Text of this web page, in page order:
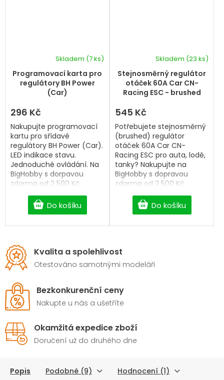
Programovací karta pro
regulátory BH Power
(Car)
Skladem (7 ks)
296 Kč
Do košíku
Nakupujte programovací
kartu pro sřídavé
regulátory BH Power (Car).
LED indikace stavu.
Jednoduché ovládání. Na
BigHobby s dorpavou
zdarma od 2 500 Kč.
Stejnosměrný regulátor
otáček 60A Car CN-
Racing ESC - brushed
hodnocení
produktu
z
hvězdiček.
Skladem (23 ks)
545 Kč
Do košíku
Potřebujete stejnosměrný
(brushed) regulátor
otáček 60A Car CN-
Racing ESC pro auta, lodě,
tanky? Nakupujte na
BigHobby s dopravou
zdarma od 2 500 Kč.
Kvalita a spolehlivost
Otestováno samotnými modeláři
Bezkonkurenční ceny
Nakupte u nás a ušetříte
Okamžitá expedice zboží
Doručení už do druhého dne
Popis Podobné (9) Hodnocení (1)